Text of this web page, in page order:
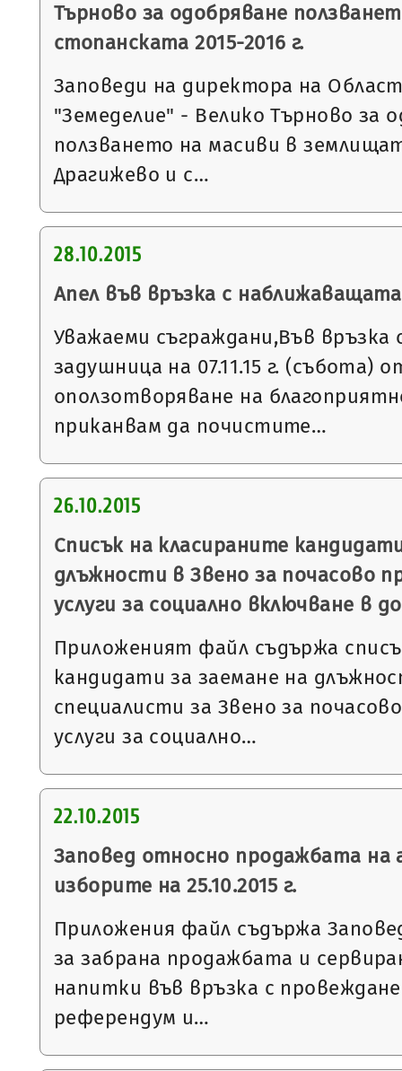
Търново за одобряване
стопанската 2015-2016 г.
Заповеди на директора на
"Земеделие" - Велико Търново за
ползването на масиви в
Драгижево и с…
28.10.2015
Апел във връзка с
Уважаеми съграждани,Във
задушница на 07.11.15 г. (събота)
оползотворяване на
приканвам да почистите…
26.10.2015
Списък на класираните
длъжности в Звено за почасово
услуги за социално включване в
Приложеният файл съдържа
кандидати за заемане на
специалисти за Звено за
услуги за социално…
22.10.2015
Заповед относно продажбата на
изборите на 25.10.2015 г.
Приложения файл съдържа
за забрана продажбата и
напитки във връзка с
референдум и…